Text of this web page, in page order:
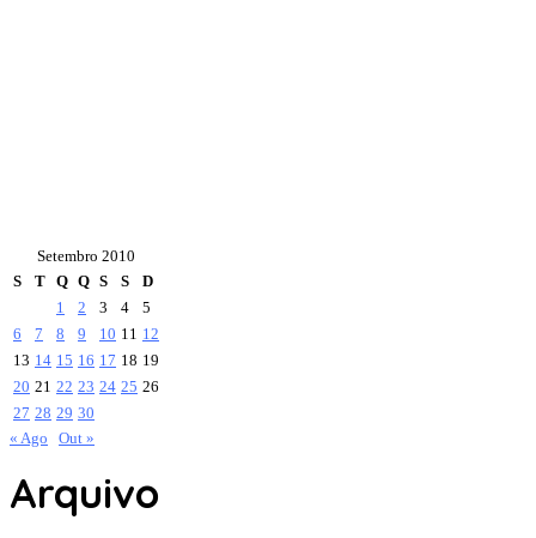
Setembro 2010
S
T Q Q S S
D
1
2 3 4
5
6
7 8 9 10 11 12
13 14 15 16 17 18 19
20 21 22 23 24 25 26
27 28 29 30
« Ago
Out »
Arquivo